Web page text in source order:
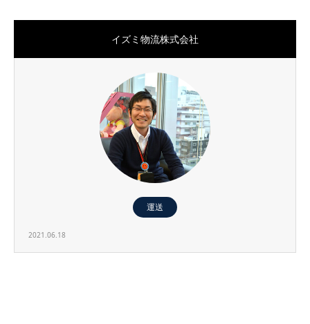
イズミ物流株式会社
運送
2021.06.18